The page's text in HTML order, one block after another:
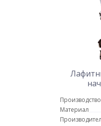
Производство
Материал